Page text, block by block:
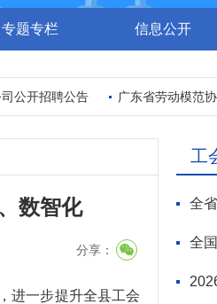
专题专栏 信息公开
开招聘公告 广东省劳动模范协
数智化
分享：
进一步提升全县工会
工